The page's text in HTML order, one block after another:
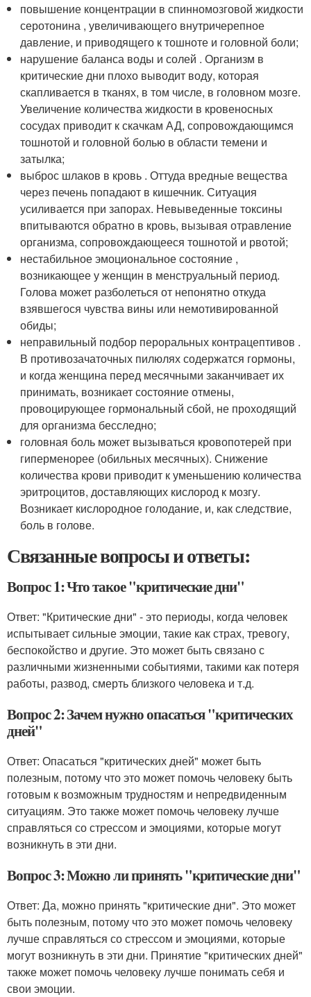
повышение концентрации в спинномозговой жидкости
серотонина , увеличивающего внутричерепное
давление, и приводящего к тошноте и головной боли;
нарушение баланса воды и солей . Организм в
критические дни плохо выводит воду, которая
скапливается в тканях, в том числе, в головном мозге.
Увеличение количества жидкости в кровеносных
сосудах приводит к скачкам АД, сопровождающимся
тошнотой и головной болью в области темени и
затылка;
выброс шлаков в кровь . Оттуда вредные вещества
через печень попадают в кишечник. Ситуация
усиливается при запорах. Невыведенные токсины
впитываются обратно в кровь, вызывая отравление
организма, сопровождающееся тошнотой и рвотой;
нестабильное эмоциональное состояние ,
возникающее у женщин в менструальный период.
Голова может разболеться от непонятно откуда
взявшегося чувства вины или немотивированной
обиды;
неправильный подбор пероральных контрацептивов .
В противозачаточных пилюлях содержатся гормоны,
и когда женщина перед месячными заканчивает их
принимать, возникает состояние отмены,
провоцирующее гормональный сбой, не проходящий
для организма бесследно;
головная боль может вызываться кровопотерей при
гиперменорее (обильных месячных). Снижение
количества крови приводит к уменьшению количества
эритроцитов, доставляющих кислород к мозгу.
Возникает кислородное голодание, и, как следствие,
боль в голове.
Связанные вопросы и ответы:
Вопрос 1: Что такое "критические дни"
Ответ: "Критические дни" - это периоды, когда человек
испытывает сильные эмоции, такие как страх, тревогу,
беспокойство и другие. Это может быть связано с
различными жизненными событиями, такими как потеря
работы, развод, смерть близкого человека и т.д.
Вопрос 2: Зачем нужно опасаться "критических
дней"
Ответ: Опасаться "критических дней" может быть
полезным, потому что это может помочь человеку быть
готовым к возможным трудностям и непредвиденным
ситуациям. Это также может помочь человеку лучше
справляться со стрессом и эмоциями, которые могут
возникнуть в эти дни.
Вопрос 3: Можно ли принять "критические дни"
Ответ: Да, можно принять "критические дни". Это может
быть полезным, потому что это может помочь человеку
лучше справляться со стрессом и эмоциями, которые
могут возникнуть в эти дни. Принятие "критических дней"
также может помочь человеку лучше понимать себя и
свои эмоции.